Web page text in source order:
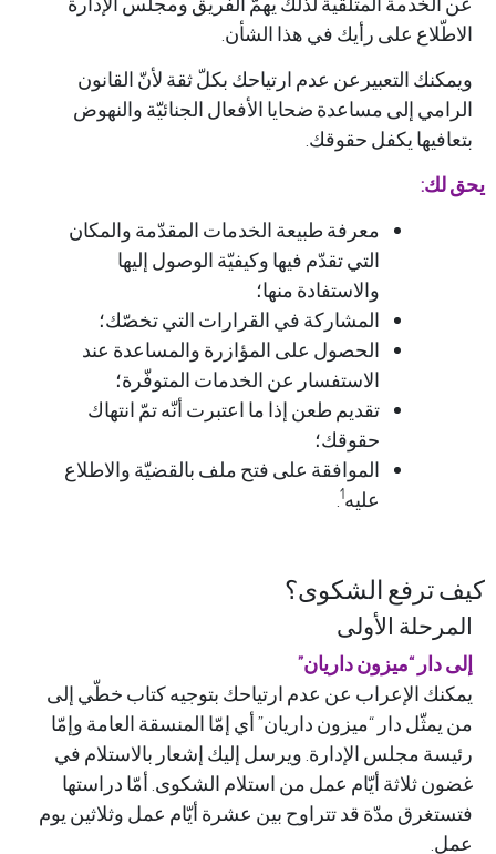
على رأيك في هذا الشأن.
التعبيرعن عدم ارتياحك بكلّ ثقة لأنّ القانون
إلى مساعدة ضحايا الأفعال الجنائيّة والنهوض
يكفل حقوقك.
معرفة طبيعة الخدمات المقدّمة والمكان
التي تقدّم فيها وكيفيّة الوصول إليها
والاستفادة منها؛
المشاركة في القرارات التي تخصّك؛
الحصول على المؤازرة والمساعدة عند
الاستفسار عن الخدمات المتوفّرة؛
تقديم طعن إذا ما اعتبرت أنّه تمّ انتهاك
حقوقك؛
الموافقة على فتح ملف بالقضيّة والاطلاع
الشكوى؟
الأولى
“ميزون داريان”
الإعراب عن عدم ارتياحك بتوجيه كتاب خطّي إلى
دار “ميزون داريان” أي إمّا المنسقة العامة وإمّا
مجلس الإدارة. ويرسل إليك إشعار بالاستلام في
ثلاثة أيّام عمل من استلام الشكوى. أمّا دراستها
مدّة قد تتراوح بين عشرة أيّام عمل وثلاثين يوم